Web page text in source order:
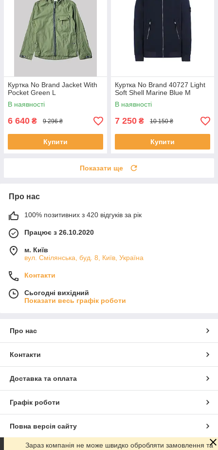
Куртка No Brand Jacket With
Pocket Green L
В наявності
6 640 ₴ 9 296 ₴
Купити
Куртка No Brand 40727 Light
Soft Shell Marine Blue M
В наявності
7 250 ₴ 10 150 ₴
Купити
Показати ще
Про нас
100% позитивних з 420 відгуків за рік
Працює з 26.10.2020
м. Київ
вул. Смілянська, буд. 8, Київ, Україна
Контакти
Сьогодні вихідний
Показати весь графік роботи
Про нас
Контакти
Доставка та оплата
Графік роботи
Повна версія сайту
Зараз компанія не може швидко обробляти замовлення та